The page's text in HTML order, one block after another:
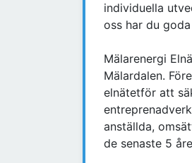
individuella
oss har du
Mälarenergi
Mälardalen.
elnätetför att
anställda,
de senaste 5